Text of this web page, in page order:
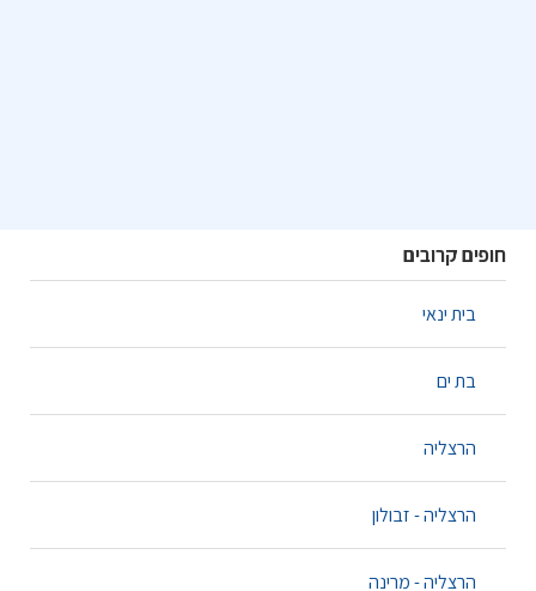
חופים קרובים
בית ינאי
בת ים
הרצליה
הרצליה - זבולון
הרצליה - מרינה